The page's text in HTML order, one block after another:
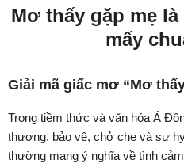
Mơ thấy gặp mẹ
mấy
Giải mã giấc mơ “Mơ
Trong tiềm thức và văn hóa Á
thương, bảo vệ, chở che và sự
thường mang ý nghĩa về tình